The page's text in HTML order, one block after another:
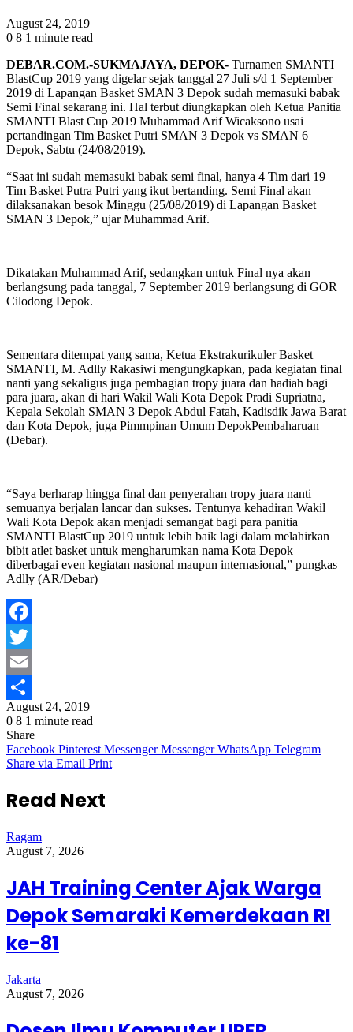
August 24, 2019
0 8 1 minute read
DEBAR.COM.-SUKMAJAYA, DEPOK- Turnamen SMANTI
BlastCup 2019 yang digelar sejak tanggal 27 Juli s/d 1 September
2019 di Lapangan Basket SMAN 3 Depok sudah memasuki babak
Semi Final sekarang ini. Hal terbut diungkapkan oleh Ketua Panitia
SMANTI Blast Cup 2019 Muhammad Arif Wicaksono usai
pertandingan Tim Basket Putri SMAN 3 Depok vs SMAN 6
Depok, Sabtu (24/08/2019).
“Saat ini sudah memasuki babak semi final, hanya 4 Tim dari 19
Tim Basket Putra Putri yang ikut bertanding. Semi Final akan
dilaksanakan besok Minggu (25/08/2019) di Lapangan Basket
SMAN 3 Depok,” ujar Muhammad Arif.
Dikatakan Muhammad Arif, sedangkan untuk Final nya akan
berlangsung pada tanggal, 7 September 2019 berlangsung di GOR
Cilodong Depok.
Sementara ditempat yang sama, Ketua Ekstrakurikuler Basket
SMANTI, M. Adlly Rakasiwi mengungkapkan, pada kegiatan final
nanti yang sekaligus juga pembagian tropy juara dan hadiah bagi
para juara, akan di hari Wakil Wali Kota Depok Pradi Supriatna,
Kepala Sekolah SMAN 3 Depok Abdul Fatah, Kadisdik Jawa Barat
dan Kota Depok, juga Pimmpinan Umum DepokPembaharuan
(Debar).
“Saya berharap hingga final dan penyerahan tropy juara nanti
semuanya berjalan lancar dan sukses. Tentunya kehadiran Wakil
Wali Kota Depok akan menjadi semangat bagi para panitia
SMANTI BlastCup 2019 untuk lebih baik lagi dalam melahirkan
bibit atlet basket untuk mengharumkan nama Kota Depok
diberbagai even kegiatan nasional maupun internasional,” pungkas
Adlly (AR/Debar)
Facebook
Twitter
Email
Share
August 24, 2019
0 8 1 minute read
Share
Facebook Pinterest Messenger Messenger WhatsApp Telegram
Share via Email Print
Read Next
Ragam
August 7, 2026
JAH Training Center Ajak Warga
Depok Semaraki Kemerdekaan RI
ke-81
Jakarta
August 7, 2026